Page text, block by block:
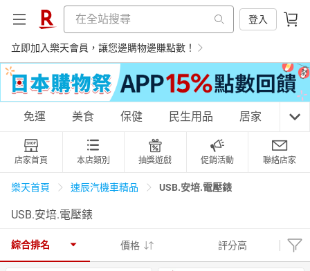
登入
立即加入樂天會員，讓您邊購物邊賺點數！
購物網分類
天天免運 美食蛋糕 養生保健
居家生活 3C家電 親子玩具
免運 美食 保健 民生用品 居家 3C
店家首頁 本店類別 抽獎遊戲 促銷活動 聯絡店家
樂天首頁 速辰汽機車精品 USB.安培.電壓錶
USB.安培.電壓錶
綜合排名 價格 評分高